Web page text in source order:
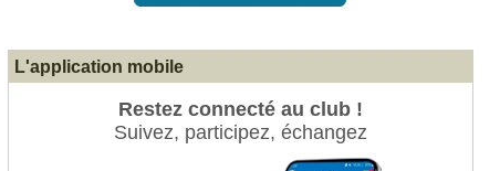
L'application mobile
Restez connecté au club !
Suivez, participez, échangez